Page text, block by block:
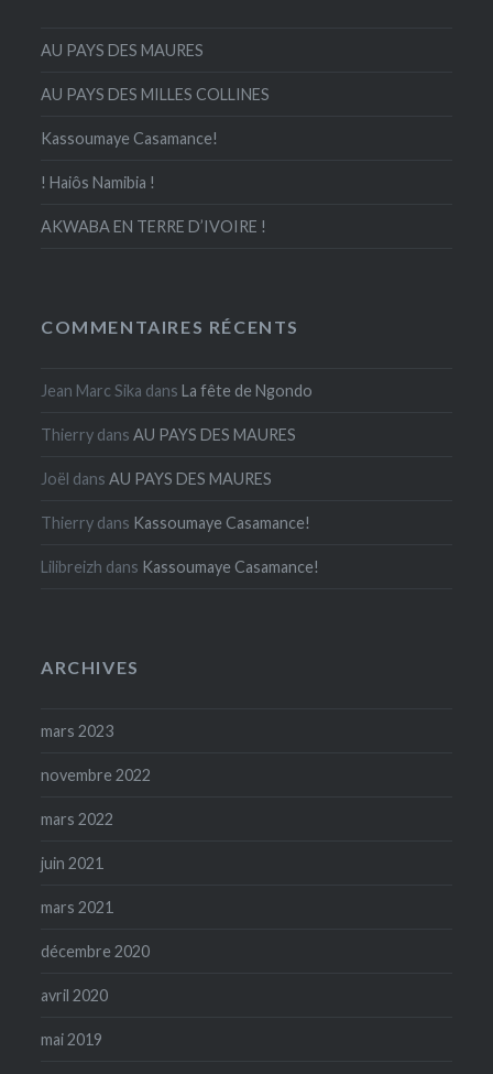
AU PAYS DES MAURES
AU PAYS DES MILLES COLLINES
Kassoumaye Casamance!
! Haiôs Namibia !
AKWABA EN TERRE D’IVOIRE !
COMMENTAIRES RÉCENTS
Jean Marc Sika dansLa fête de Ngondo
Thierry dansAU PAYS DES MAURES
Joël dansAU PAYS DES MAURES
Thierry dans Kassoumaye Casamance!
Lilibreizh dans Kassoumaye Casamance!
ARCHIVES
mars 2023
novembre 2022
mars 2022
juin 2021
mars 2021
décembre 2020
avril 2020
mai 2019